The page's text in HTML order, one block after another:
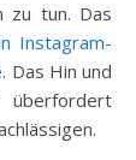
zu tun. Das
Instagram-
. Das Hin und
überfordert